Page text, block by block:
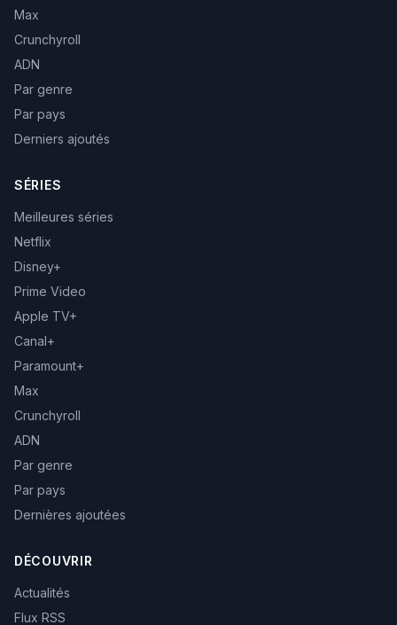
Max
Crunchyroll
ADN
Par genre
Par pays
Derniers ajoutés
SÉRIES
Meilleures séries
Netflix
Disney+
Prime Video
Apple TV+
Canal+
Paramount+
Max
Crunchyroll
ADN
Par genre
Par pays
Dernières ajoutées
DÉCOUVRIR
Actualités
Flux RSS